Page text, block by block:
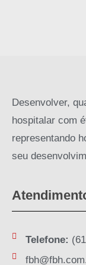
Desenvolver,
hospitalar com
representando
seu
Telefone: